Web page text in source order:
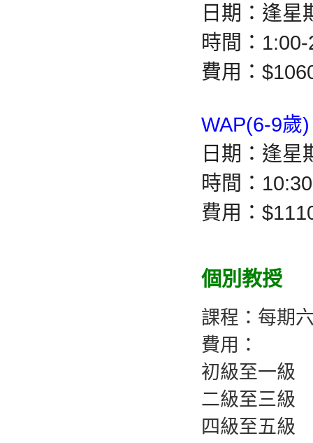
日
時間：
費用：
日期： 逢星
時間：
費用：
個別教授
課程：每期
費用：
初級至一
二級至
四級至五